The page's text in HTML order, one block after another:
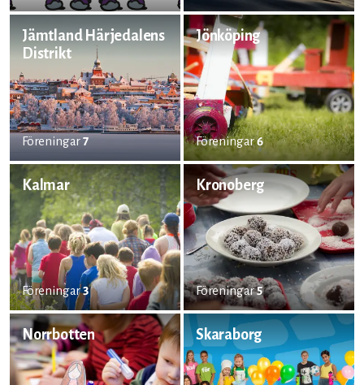
Jämtland Härjedalens
Distrikt
Föreningar7
Jönköping
Föreningar6
Kalmar
Föreningar3
Kronoberg
Föreningar5
Norrbotten Skaraborg